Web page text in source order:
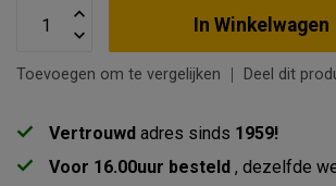
In Winkelwagen
Toevoegen om te vergelijken Deel dit
Vertrouwd adres sinds 1959!
Voor 16.00uur besteld , dezelfde